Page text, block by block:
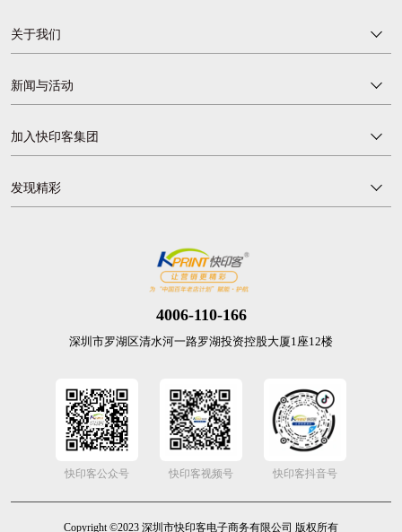
4006-110-166
深圳市罗湖区清水河一路罗湖投资控股大厦1座12楼
快印客公众号 快印客视频号 快印客抖音号
关于我们
新闻与活动
加入快印客集团
发现精彩
Copyright ©2023 深圳市快印客电子商务有限公司 版权所有